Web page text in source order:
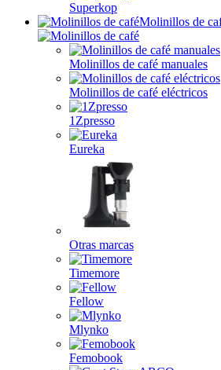
Superkop
Molinillos de
Molinillos de café manuales
Molinillos de café eléctricos
1Zpresso
Eureka
Otras marcas
Timemore
Fellow
Mlynko
Femobook